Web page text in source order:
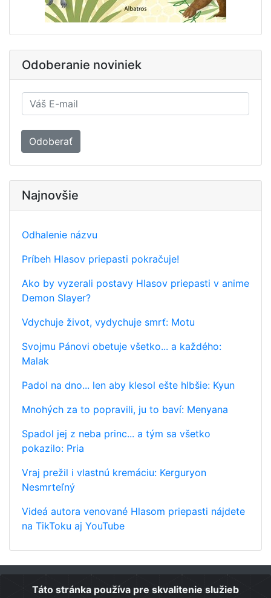
Odoberanie noviniek
Odoberať
Najnovšie
Odhalenie názvu
Príbeh Hlasov priepasti pokračuje!
Ako by vyzerali postavy Hlasov priepasti v anime
Demon Slayer?
Vdychuje život, vydychuje smrť: Motu
Svojmu Pánovi obetuje všetko... a každého:
Malak
Padol na dno... len aby klesol ešte hlbšie: Kyun
Mnohých za to popravili, ju to baví: Menyana
Spadol jej z neba princ... a tým sa všetko
pokazilo: Pria
Vraj prežil i vlastnú kremáciu: Kerguryon
Nesmrteľný
Videá autora venované Hlasom priepasti nájdete
na TikToku aj YouTube
Táto stránka používa pre skvalitenie služieb